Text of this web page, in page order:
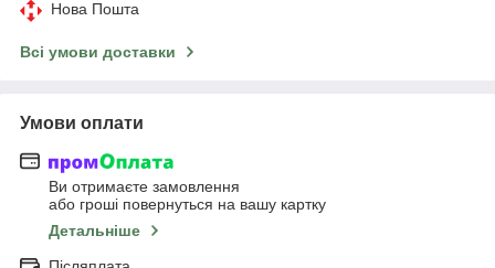
Нова Пошта
Всі умови доставки
Умови оплати
Ви отримаєте замовлення
або гроші повернуться на вашу картку
Детальніше